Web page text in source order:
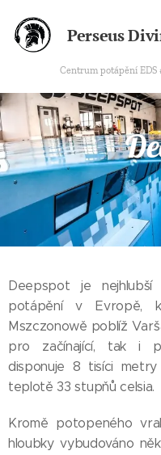
Perseus
Centrum potápění EDS
Deepspot je
potápění v Evropě,
Mszczonowě poblíž
pro začínající, tak i
disponuje 8 tisíci
teplotě 33 stupňů celsia.
Kromě potopeného
hloubky vybudováno